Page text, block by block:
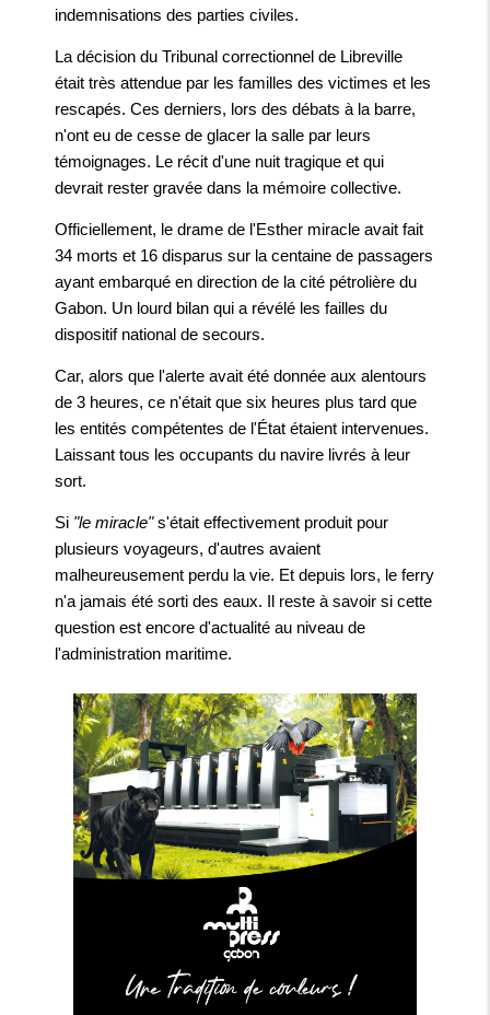
indemnisations des parties civiles.
La décision du Tribunal correctionnel de Libreville
était très attendue par les familles des victimes et les
rescapés. Ces derniers, lors des débats à la barre,
n'ont eu de cesse de glacer la salle par leurs
témoignages. Le récit d'une nuit tragique et qui
devrait rester gravée dans la mémoire collective.
Officiellement, le drame de l'Esther miracle avait fait
34 morts et 16 disparus sur la centaine de passagers
ayant embarqué en direction de la cité pétrolière du
Gabon. Un lourd bilan qui a révélé les failles du
dispositif national de secours.
Car, alors que l'alerte avait été donnée aux alentours
de 3 heures, ce n'était que six heures plus tard que
les entités compétentes de l'État étaient intervenues.
Laissant tous les occupants du navire livrés à leur
sort.
Si "le miracle"s'était effectivement produit pour
plusieurs voyageurs, d'autres avaient
malheureusement perdu la vie. Et depuis lors, le ferry
n'a jamais été sorti des eaux. Il reste à savoir si cette
question est encore d'actualité au niveau de
l'administration maritime.